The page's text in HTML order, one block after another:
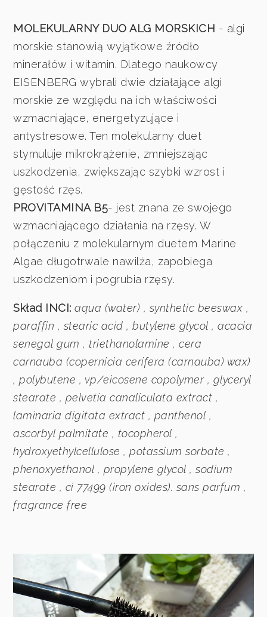
MOLEKULARNY DUO ALG MORSKICH - algi
morskie stanowią wyjątkowe źródło
minerałów i witamin. Dlatego naukowcy
EISENBERG wybrali dwie działające algi
morskie ze względu na ich właściwości
wzmacniające, energetyzujące i
antystresowe. Ten molekularny duet
stymuluje mikrokrążenie, zmniejszając
uszkodzenia, zwiększając szybki wzrost i
gęstość rzęs.
PROVITAMINA B5- jest znana ze swojego
wzmacniającego działania na rzęsy. W
połączeniu z molekularnym duetem Marine
Algae długotrwale nawilża, zapobiega
uszkodzeniom i pogrubia rzęsy.
Skład INCI: aqua (water) , synthetic beeswax ,
paraffin , stearic acid , butylene glycol , acacia
senegal gum , triethanolamine , cera
carnauba (copernicia cerifera (carnauba) wax)
, polybutene , vp/eicosene copolymer , glyceryl
stearate , pelvetia canaliculata extract ,
laminaria digitata extract , panthenol ,
ascorbyl palmitate , tocopherol ,
hydroxyethylcellulose , potassium sorbate ,
phenoxyethanol , propylene glycol , sodium
stearate , ci 77499 (iron oxides). sans parfum ,
fragrance free